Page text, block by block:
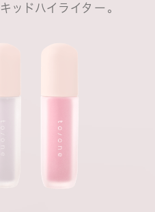
ッドハイライター。